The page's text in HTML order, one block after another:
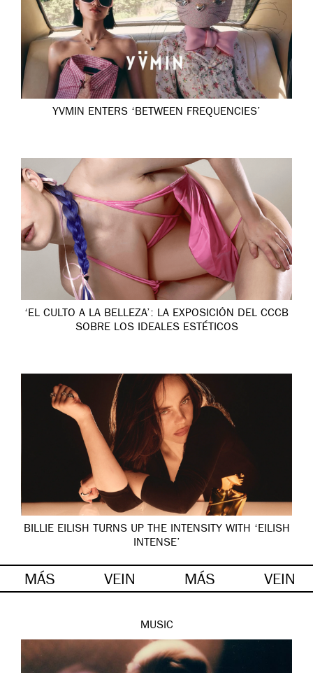
YVMIN ENTERS ‘BETWEEN FREQUENCIES’
‘EL CULTO A LA BELLEZA’: LA EXPOSICIÓN DEL CCCB
SOBRE LOS IDEALES ESTÉTICOS
BILLIE EILISH TURNS UP THE INTENSITY WITH ‘EILISH
INTENSE’
MÁS VEIN MÁS VEIN
MUSIC